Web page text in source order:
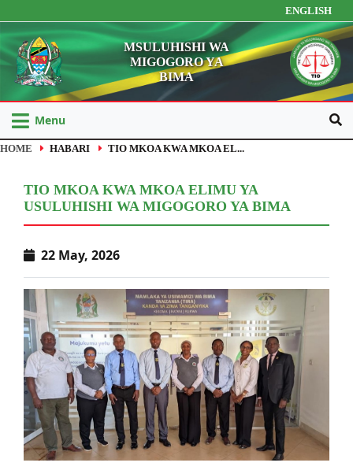
ENGLISH
MSULUHISHI WA
MIGOGORO YA
BIMA
Menu
HOME HABARI TIO MKOA KWA MKOA EL...
TIO MKOA KWA MKOA ELIMU YA
USULUHISHI WA MIGOGORO YA BIMA
22 May, 2026